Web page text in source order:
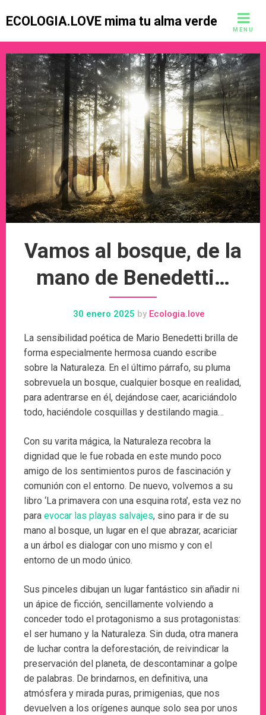
ECOLOGIA.LOVE mima tu alma verde
MENU
Vamos al bosque, de la
mano de Benedetti…
30 enero 2025 by Ecologia.love
La sensibilidad poética de Mario Benedetti brilla de
forma especialmente hermosa cuando escribe
sobre la Naturaleza. En el último párrafo, su pluma
sobrevuela un bosque, cualquier bosque en realidad,
para adentrarse en él, dejándose caer, acariciándolo
todo, haciéndole cosquillas y destilando magia…
Con su varita mágica, la Naturaleza recobra la
dignidad que le fue robada en este mundo poco
amigo de los sentimientos puros de fascinación y
comunión con el entorno. De nuevo, volvemos a su
libro ‘La primavera con una esquina rota’, esta vez no
para evocar las playas salvajes, sino para ir de su
mano al bosque, un lugar en el que abrazar, acariciar
a un árbol es dialogar con uno mismo y con el
entorno de un modo único.
Sus pinceles dibujan un lugar fantástico sin añadir ni
un ápice de ficción, sencillamente volviendo a
conceder todo el protagonismo a sus protagonistas:
el ser humano y la Naturaleza. Sin duda, otra manera
de luchar contra la deforestación, de reivindicar la
preservación del planeta, de descontaminar a golpe
de palabras. De brindarnos, en definitiva, una
atmósfera y mirada puras, primigenias, que nos
devuelven a los orígenes aunque solo sea por unos